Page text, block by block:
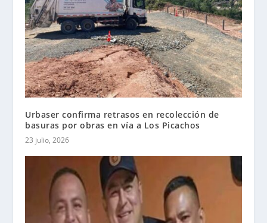
Urbaser confirma retrasos en recolección de
basuras por obras en vía a Los Picachos
23 julio, 2026